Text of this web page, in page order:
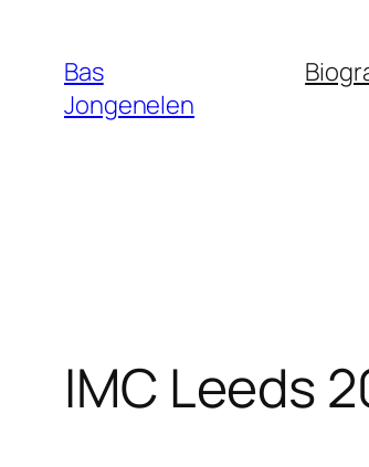
inhoud
Bas
Jongenelen
IMC Leeds